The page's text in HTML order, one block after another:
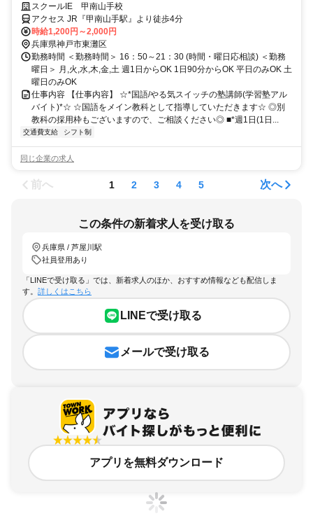
のみ指導可能！！
スクールIE 甲南山手校
アクセス JR『甲南山手駅』より徒歩4分
時給1,200円～2,000円
兵庫県神戸市東灘区
勤務時間 ＜勤務時間＞ 16：50～21：30 (時間・曜日応相談) ＜勤務
曜日＞ 月,火,水,木,金,土 週1日からOK 1日90分からOK 平日のみOK 土
曜日のみOK
仕事内容 【仕事内容】 ☆*国語/やる気スイッチの塾講師(学習塾アル
バイト)*☆ ☆国語をメイン教科として指導していただきます☆ ◎別
教科の採用枠もございますので、ご相談ください◎ ■*週1日(1日...
交通費支給 シフト制
同じ企業の求人
前へ 1 2 3 4 5 次へ
この条件の新着求人を受け取る
兵庫県 / 芦屋川駅
社員登用あり
「LINEで受け取る」では、新着求人のほか、おすすめ情報なども配信しま
す。 詳しくはこちら
LINEで受け取る
メールで受け取る
アプリを無料ダウンロード